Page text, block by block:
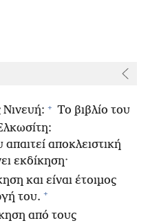
Νινευή: + Το βιβλίο του
αποκλειστική
εκδίκηση·
και είναι έτοιμος
του. +
από τους